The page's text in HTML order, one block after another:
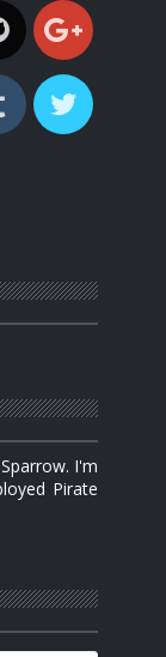
I'm
Pirate